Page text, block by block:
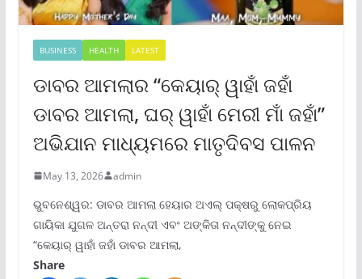
BUSINESS HEALTH LATEST
ଡାବର ଆମଲାର “କେୟାର୍ ୱାହାଁ ଜହାଁ
ଡାବର ଆମଲା, ଘର୍ ୱାହାଁ ମେରୀ ମାଁ ଜହାଁ”
ଅଭିଯାନ ମାଧ୍ୟମରେ ମାତୃଦିବସ ପାଳନ
May 13, 2026 admin
ଭୁବନେଶ୍ୱର: ଡାବର ଆମଲା ହେୟାର ଅଏଲ୍ ପକ୍ଷରୁ ଲୋକପ୍ରିୟ
ଗାୟିକା ଯୁଗଳ ଅନ୍ତରା ନନ୍ଦୀ ଏବଂ ଅଙ୍କିତା ନନ୍ଦୀଙ୍କୁ ନେଇ
“କେୟାର୍ ୱାହାଁ ଜହାଁ ଡାବର ଆମଲା,
Share